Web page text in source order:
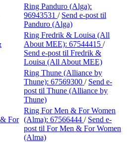
Ring Panduro (Alga):
96943531 / Send e-post til
Panduro (Alga)
Ring Fredrik & Louisa (All
About MEE): 67544415 /
Send e-post til Fredrik &
Louisa (All About MEE)
Ring Thune (Alliance by
Thune): 67569300 / Send e-
post til Thune (Alliance by
Thune)
For
Ring For Men & For Women
(Alma): 67566444 / Send e-
post til For Men & For Women
(Alma)